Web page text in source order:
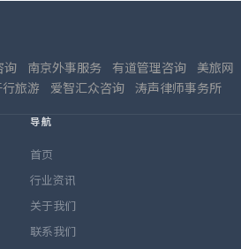
询 南京外事服务 有道管理咨询 美旅网
旅游 爱智汇众咨询 涛声律师事务所
导航
首页
行业资讯
关于我们
联系我们